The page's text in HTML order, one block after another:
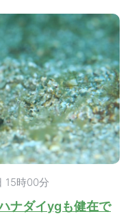
15時00分
ナダイygも健在で